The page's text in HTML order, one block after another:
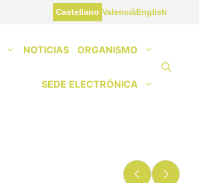
Castellano ValenciàEnglish
NOTICIAS ORGANISMO
SEDE ELECTRÓNICA